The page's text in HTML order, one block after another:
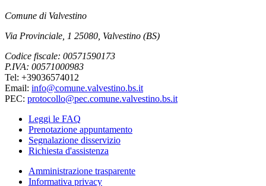
Comune di Valvestino
Via Provinciale, 1 25080, Valvestino (BS)
Codice fiscale: 00571590173
P.IVA: 00571000983
Tel: +39036574012
Email: info@comune.valvestino.bs.it
PEC: protocollo@pec.comune.valvestino.bs.it
Leggi le FAQ
Prenotazione appuntamento
Segnalazione disservizio
Richiesta d'assistenza
Amministrazione trasparente
Informativa privacy